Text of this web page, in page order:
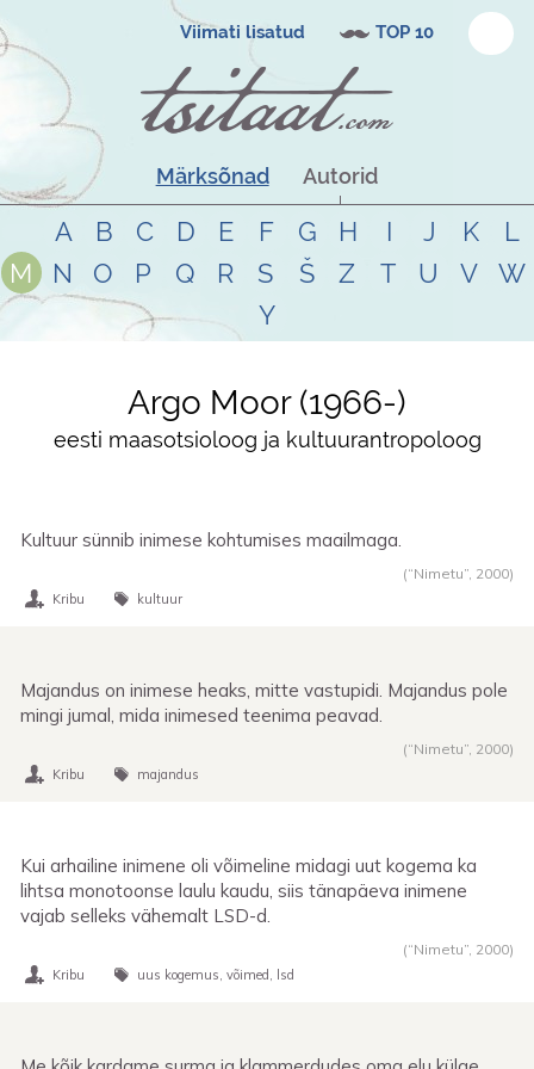
Viimati lisatud TOP 10
Märksõnad Autorid
A B C D E F G H I J K
L
M
N O P Q R S Š Z T U V
W
Y
Argo Moor 1966-
eesti maasotsioloog ja kultuurantropoloog
Kultuur sünnib inimese kohtumises maailmaga.
(“Nimetu”, 2000)
Kribu kultuur
Majandus on inimese heaks, mitte vastupidi. Majandus pole
mingi jumal, mida inimesed teenima peavad.
(“Nimetu”, 2000)
Kribu majandus
Kui arhailine inimene oli võimeline midagi uut kogema ka
lihtsa monotoonse laulu kaudu, siis tänapäeva inimene
vajab selleks vähemalt LSD-d.
(“Nimetu”, 2000)
Kribu uus kogemus võimed lsd